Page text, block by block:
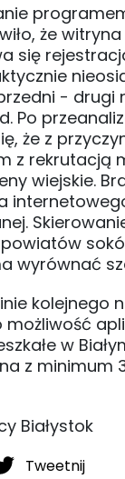
że
się
- drugi
Po
że z
z rekrutacją
wiejskie.
wyrównać
kolejnego
w
z minimum
Białystok
Tweetnij